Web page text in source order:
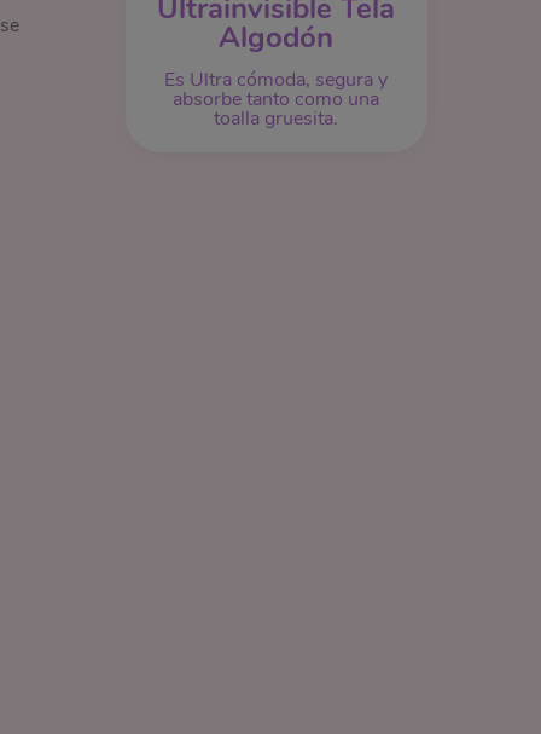
Ultrainvisible Tela
Algodón
Es Ultra cómoda, segura y
absorbe tanto como una
toalla gruesita.